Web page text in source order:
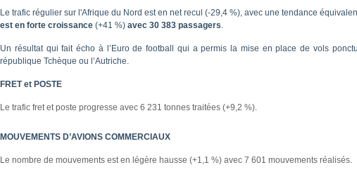
Le trafic régulier sur l'Afrique du Nord est en net recul (-29,4 %), avec une tendance
est en forte croissance (+41 %) avec 30 383 passagers.
Un résultat qui fait écho à l’Euro de football qui a permis la mise en place de vols
république Tchèque ou l’Autriche.
FRET et POSTE
Le trafic fret et poste progresse avec 6 231 tonnes traitées (+9,2 %).
MOUVEMENTS D’AVIONS COMMERCIAUX
Le nombre de mouvements est en légère hausse (+1,1 %) avec 7 601 mouvements réalisés.